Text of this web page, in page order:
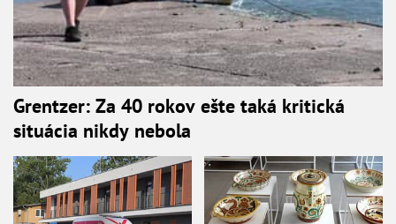
Grentzer: Za 40 rokov ešte taká kritická
situácia nikdy nebola